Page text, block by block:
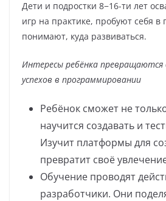
Дети и подростки 8−16-ти лет
игр на практике, пробуют себя в
понимают, куда развиваться.
Интересы ребёнка
успехов в программировании
Ребёнок сможет не
научится создавать и
Изучит платформы для
превратит своё
Обучение проводят
разработчики. Они